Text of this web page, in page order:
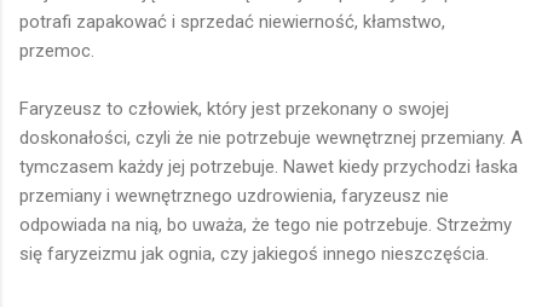
potrafi zapakować i sprzedać niewierność, kłamstwo,
przemoc.
Faryzeusz to człowiek, który jest przekonany o swojej
doskonałości, czyli że nie potrzebuje wewnętrznej przemiany. A
tymczasem każdy jej potrzebuje. Nawet kiedy przychodzi łaska
przemiany i wewnętrznego uzdrowienia, faryzeusz nie
odpowiada na nią, bo uważa, że tego nie potrzebuje. Strzeżmy
się faryzeizmu jak ognia, czy jakiegoś innego nieszczęścia.